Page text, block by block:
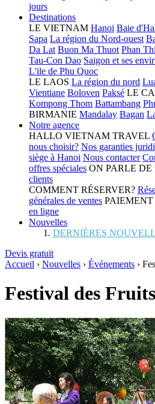
jours
Destinations
LE VIETNAM Hanoi Baie
Sapa La région du Nord-ouest
Da Lat Buon Ma Thuot Phan
Tau-Con Dao Saigon et ses
L'ile de Phu Quoc
LE LAOS La région du nord
Vientiane Boloven Paksé LE
Kompong Thom Battambang
BIRMANIE Mandalay Bagan
Notre agence
HALLO VIETNAM TRAVEL
nous choisir? Nos garanties
siège à Hanoi Nous contacter
offres spéciales ON PARLE DE
clients
COMMENT RÉSERVER?
générales de ventes PAIEMENT
en ligne
Nouvelles
DERNIÈRES
Devis gratuit
Accueil › Nouvelles › Événements ›
Festival des